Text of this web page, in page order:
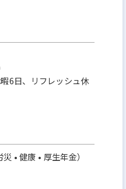
6日、リフレッシュ休
• 健康 • 厚生年金）